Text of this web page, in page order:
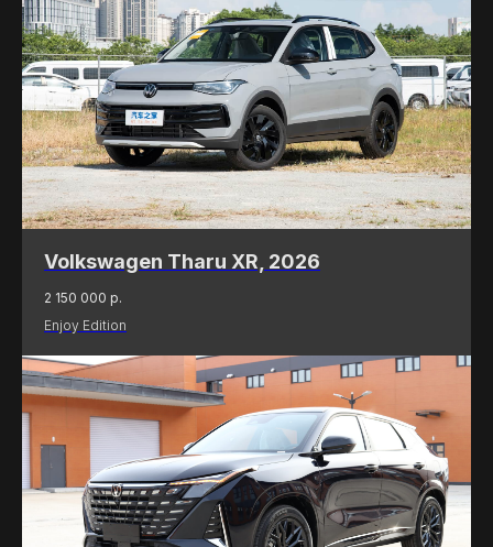
Volkswagen Tharu XR, 2026
2 150 000 р.
Enjoy Edition